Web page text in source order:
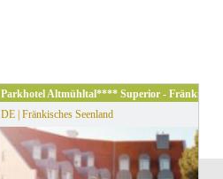
Parkhotel Altmühltal**** Superior -
DE | Fränkisches Seenland